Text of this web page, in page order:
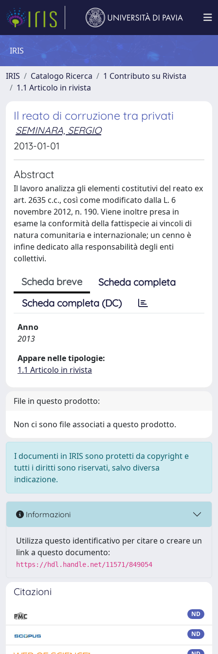
IRIS
IRIS Catalogo Ricerca
1 Contributo su Rivista
1.1 Articolo in rivista
Il reato di corruzione tra privati
SEMINARA, SERGIO
2013-01-01
Abstract
Il lavoro analizza gli elementi costitutivi del reato ex
art. 2635 c.c., così come modificato dalla L. 6
novembre 2012, n. 190. Viene inoltre presa in
esame la conformità della fattispecie ai vincoli di
natura comunitaria e internazionale; un cenno è
infine dedicato alla responsabilità degli enti
collettivi.
Scheda breve
Scheda completa
Scheda completa (DC)
Anno
2013
Appare nelle tipologie:
1.1 Articolo in rivista
File in questo prodotto:
Non ci sono file associati a questo prodotto.
I documenti in IRIS sono protetti da copyright e
tutti i diritti sono riservati, salvo diversa
indicazione.
Informazioni
Utilizza questo identificativo per citare o creare un
link a questo documento:
https://hdl.handle.net/11571/849054
Citazioni
ND
ND